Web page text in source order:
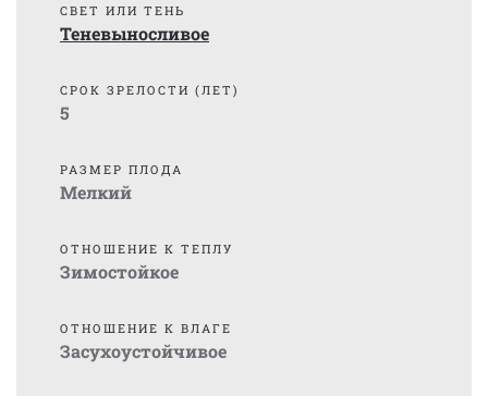
СВЕТ ИЛИ ТЕНЬ
Теневыносливое
СРОК ЗРЕЛОСТИ (ЛЕТ)
5
РАЗМЕР ПЛОДА
Мелкий
ОТНОШЕНИЕ К ТЕПЛУ
Зимостойкое
ОТНОШЕНИЕ К ВЛАГЕ
Засухоустойчивое